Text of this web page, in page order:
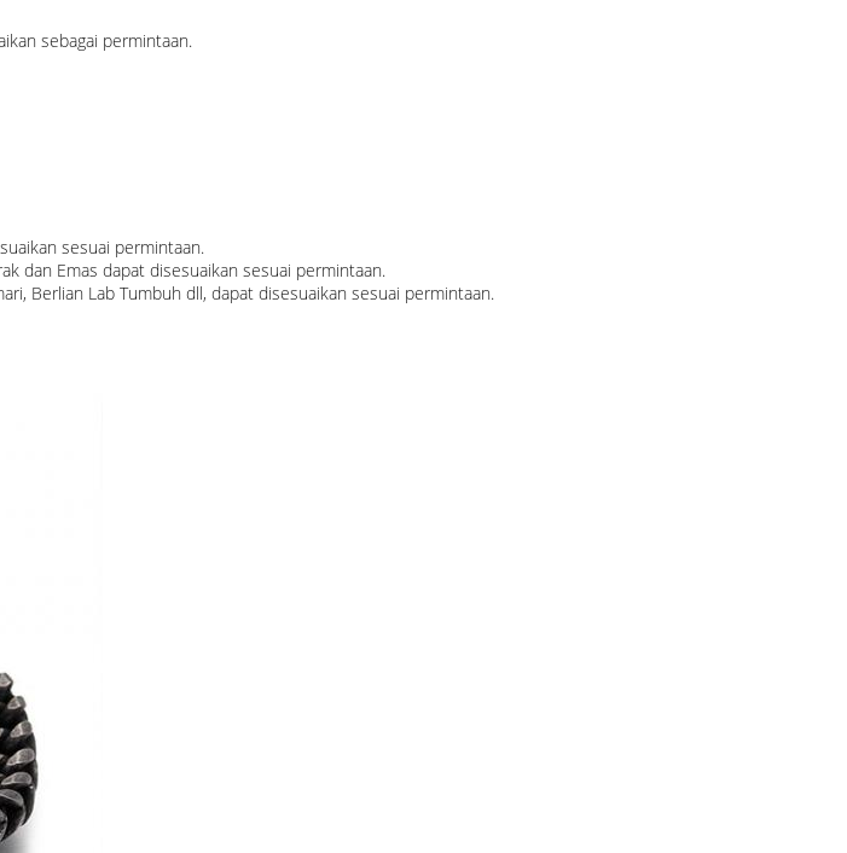
sebagai permintaan.
sesuai permintaan.
dan Emas dapat disesuaikan sesuai permintaan.
Berlian Lab Tumbuh dll, dapat disesuaikan sesuai permintaan.